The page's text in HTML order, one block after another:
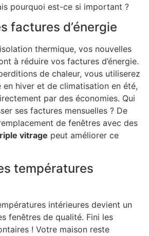
pourquoi est-ce si important ?
factures d’énergie
thermique, vos nouvelles
à réduire vos factures d’énergie.
de chaleur, vous utiliserez
en hiver et de climatisation en été,
par des économies. Qui
ses factures mensuelles ? De
de fenêtres avec des
vitrage peut améliorer ce
températures
intérieures devient un
fenêtres de qualité. Fini les
! Votre maison reste